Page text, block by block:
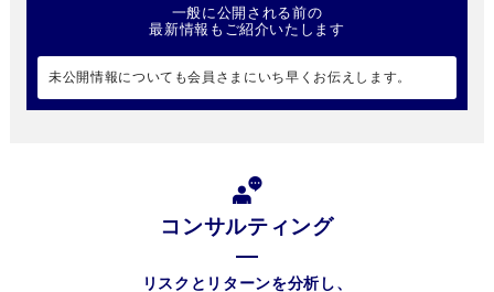
一般に公開される前の
最新情報もご紹介いたします
未公開情報についても会員さまにいち早くお伝えします。
コンサルティング
リスクとリターンを分析し、